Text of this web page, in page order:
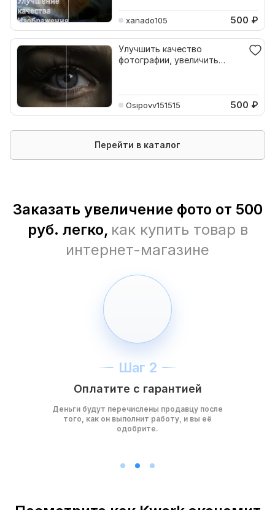
xanado105 500 ₽
Улучшить качество
фотографии, увеличить
Osipovv151515 500 ₽
Перейти в каталог
Заказать увеличение фото от 500
руб. легко, как купить товар в
интернет-магазине
Шаг 2
Оплатите с гарантией
Деньги будут перечислены продавцу после
того, как он выполнит работу, и вы её
одобрите.